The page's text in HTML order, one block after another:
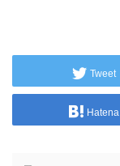
Tweet
Hatena